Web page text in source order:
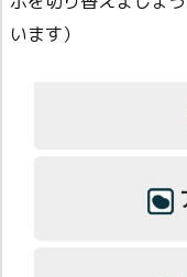
います）